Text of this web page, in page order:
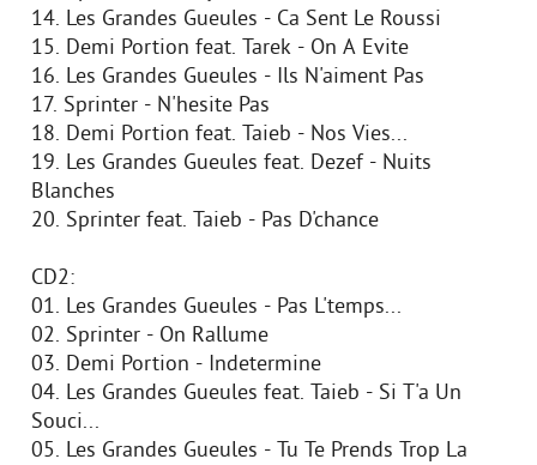
14. Les Grandes Gueules - Ca Sent Le Roussi
15. Demi Portion feat. Tarek - On A Evite
16. Les Grandes Gueules - Ils N'aiment Pas
17. Sprinter - N'hesite Pas
18. Demi Portion feat. Taieb - Nos Vies...
19. Les Grandes Gueules feat. Dezef - Nuits
Blanches
20. Sprinter feat. Taieb - Pas D'chance
CD2:
01. Les Grandes Gueules - Pas L'temps...
02. Sprinter - On Rallume
03. Demi Portion - Indetermine
04. Les Grandes Gueules feat. Taieb - Si T'a Un
Souci...
05. Les Grandes Gueules - Tu Te Prends Trop La